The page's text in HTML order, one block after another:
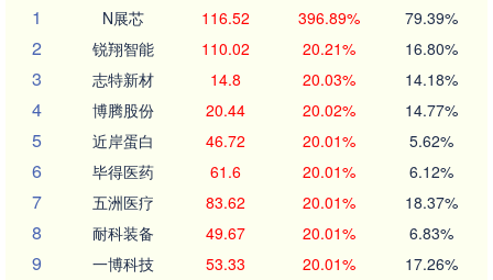
1
N展芯 116.52 396.89% 79.39%
2 锐翔智能 110.02 20.21% 16.80%
3 志特新材 14.8 20.03% 14.18%
4 博腾股份 20.44 20.02% 14.77%
5 近岸蛋白 46.72 20.01% 5.62%
6 毕得医药 61.6 20.01% 6.12%
7 五洲医疗 83.62 20.01% 18.37%
8 耐科装备 49.67 20.01% 6.83%
9 一博科技 53.33 20.01% 17.26%